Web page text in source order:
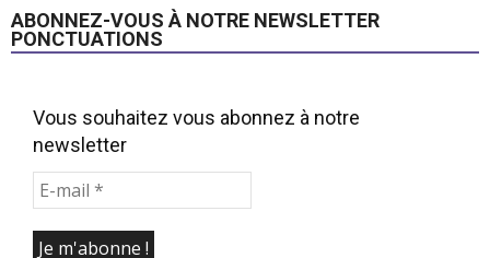
ABONNEZ-VOUS À NOTRE NEWSLETTER
PONCTUATIONS
Vous souhaitez vous abonnez à notre
newsletter